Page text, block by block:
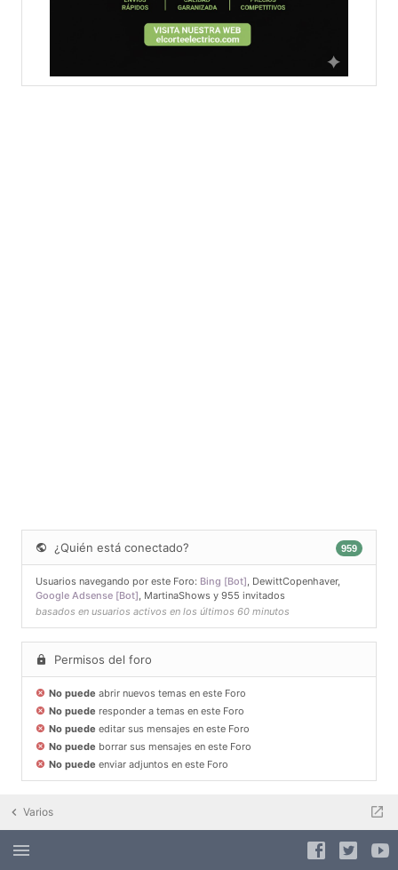
¿Quién está conectado? 959
Usuarios navegando por este Foro: Bing [Bot], DewittCopenhaver,
Google Adsense [Bot], MartinaShows y 955 invitados
basados en usuarios activos en los últimos 60 minutos
Permisos del foro
No puede abrir nuevos temas en este Foro
No puede responder a temas en este Foro
No puede editar sus mensajes en este Foro
No puede borrar sus mensajes en este Foro
No puede enviar adjuntos en este Foro
Varios